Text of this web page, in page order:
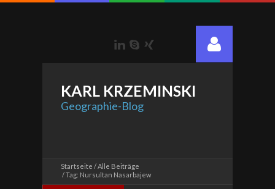
LinkedIn
Skype
KARL KRZEMINSKI
Geographie-Blog
Startseite
Alle Beiträge
Tag: Nursultan Nasarbajew